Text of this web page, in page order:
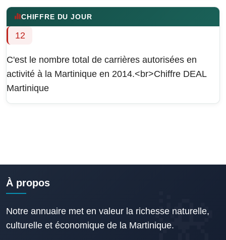
CHIFFRE DU JOUR
12
C'est le nombre total de carrières autorisées en
activité à la Martinique en 2014.<br>Chiffre DEAL
Martinique
À propos
Notre annuaire met en valeur la richesse naturelle,
culturelle et économique de la Martinique.